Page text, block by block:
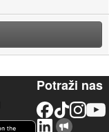
Potraži nas